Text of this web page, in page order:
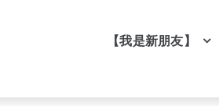
【我是新朋友】